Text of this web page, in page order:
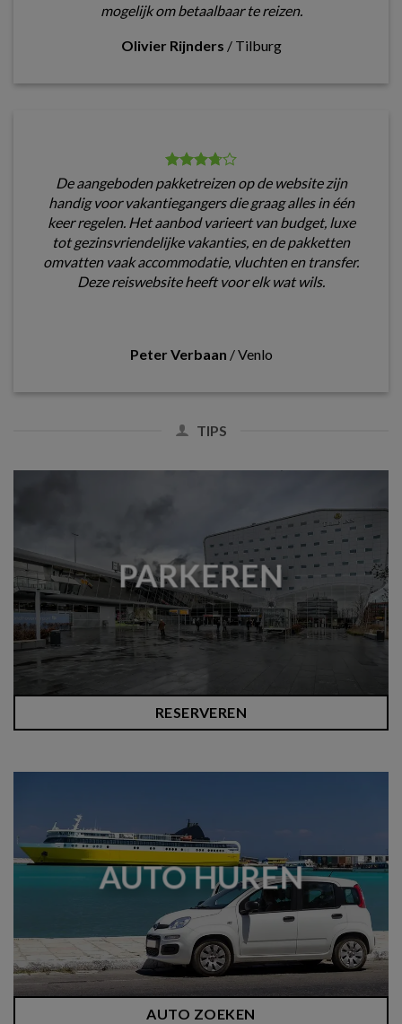
mogelijk om betaalbaar te reizen.
Olivier Rijnders / Tilburg
De aangeboden pakketreizen op de website zijn
handig voor vakantiegangers die graag alles in één
keer regelen. Het aanbod varieert van budget, luxe
tot gezinsvriendelijke vakanties, en de pakketten
omvatten vaak accommodatie, vluchten en transfer.
Deze reiswebsite heeft voor elk wat wils.
Peter Verbaan /Venlo
TIPS
PARKEREN
RESERVEREN
AUTO HUREN
AUTO ZOEKEN